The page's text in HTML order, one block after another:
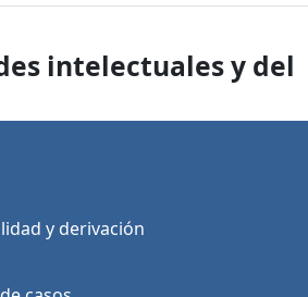
intelectuales y del
y derivación